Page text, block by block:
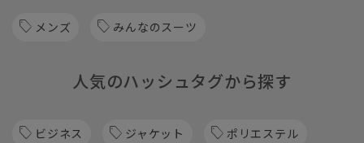
メンズ みんなのスーツ
人気のハッシュタグから探す
ビジネス ジャケット ポリエステル